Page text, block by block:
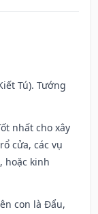
Tú). Tướng
nhất cho xây
cửa, các vụ
hoặc kinh
con là Đẩu,